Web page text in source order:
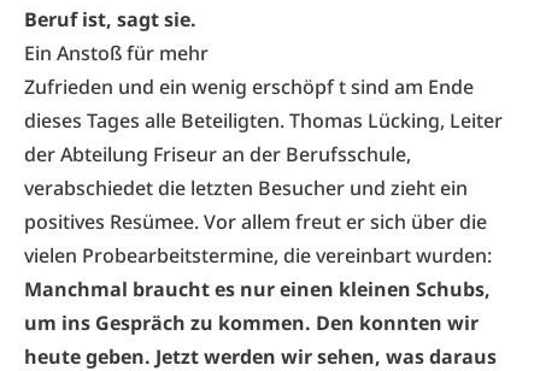
Beruf ist, sagt sie.
Ein Anstoß für mehr
Zufrieden und ein wenig erschöpf t sind am Ende
dieses Tages alle Beteiligten. Thomas Lücking, Leiter
der Abteilung Friseur an der Berufsschule,
verabschiedet die letzten Besucher und zieht ein
positives Resümee. Vor allem freut er sich über die
vielen Probearbeitstermine, die vereinbart wurden:
Manchmal braucht es nur einen kleinen Schubs,
um ins Gespräch zu kommen. Den konnten wir
heute geben. Jetzt werden wir sehen, was daraus